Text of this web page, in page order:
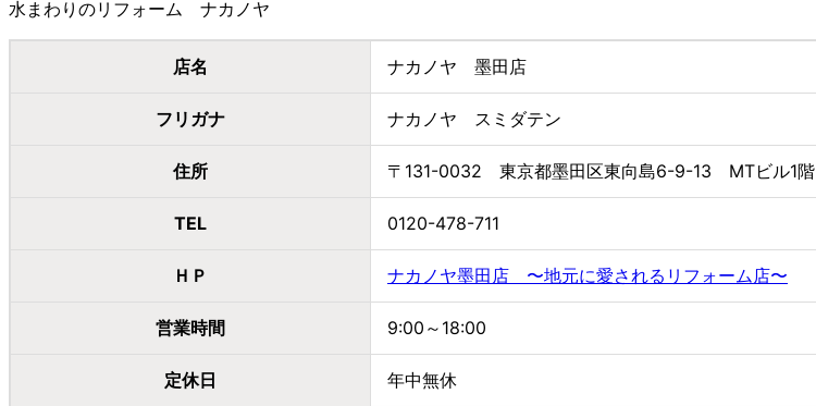
水まわりのリフォーム ナカノヤ
店名 ナカノヤ 墨田店
フリガナ ナカノヤ スミダテン
住所 〒131-0032 東京都墨田区東向島6-9-13 MTビル1階
TEL 0120-478-711
ＨＰ ナカノヤ墨田店 〜地元に愛されるリフォーム店〜
営業時間 9:00～18:00
定休日 年中無休